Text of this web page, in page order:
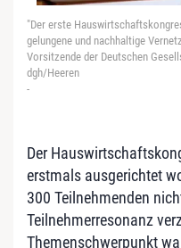
"Der erste
gelungene und nachhaltige
Vorsitzende der Deutschen
dgh/Heeren
-
Der
erstmals ausgerichtet
300 Teilnehmenden
Teilnehmerresonanz
Themenschwerpunkt